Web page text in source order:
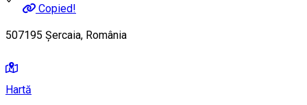
Copied!
507195 Șercaia, România
Hartă